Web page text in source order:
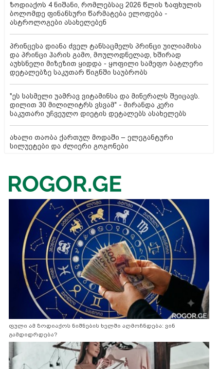
ზოდიაქოს 4 ნიშანი, რომლებსაც 2026 წლის ზაფხულის
ბოლომდე ფინანსური წარმატება ელოდება -
ასტროლოგები ასახელებენ
პრინცესა დიანა ძველ ტანსაცმელს პრინცი უილიამისა
და პრინცი ჰარის გამო, მოულოდნელად, ხშირად
აუხსნელი მიზეზით ყიდდა - ყოფილი სამეფო ბატლერი
დეტალებზე საკუთარ წიგნში საუბრობს
"ეს სასმელი უამრავ ვიტამინსა და მინერალს შეიცავს.
დილით 30 მილილიტრს ვსვამ" - მირანდა კერი
საკუთარი უჩვეულო დიეტის დეტალებს ასახელებს
ახალი თაობა ქართულ მოდაში – ელეგანტური
სილუეტები და ძლიერი გოგონები
ფული ამ ზოდიაქოს ნიშნების ხელში აღმოჩნდება: ვინ
გამდიდრდება?